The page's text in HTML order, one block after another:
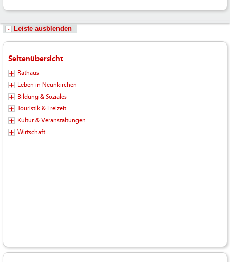
Leiste ausblenden
Seitenübersicht
Rathaus
Leben in Neunkirchen
Bildung & Soziales
Touristik & Freizeit
Kultur & Veranstaltungen
Wirtschaft